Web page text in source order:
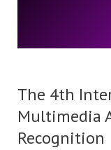
The 4th
Multimedia
Recognition